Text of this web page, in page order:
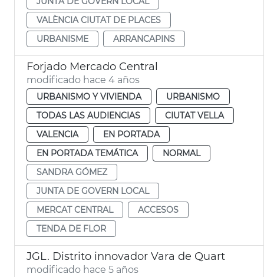
VALÈNCIA CIUTAT DE PLACES
URBANISME
ARRANCAPINS
Forjado Mercado Central
modificado hace 4 años
URBANISMO Y VIVIENDA
URBANISMO
TODAS LAS AUDIENCIAS
CIUTAT VELLA
VALENCIA
EN PORTADA
EN PORTADA TEMÁTICA
NORMAL
SANDRA GÓMEZ
JUNTA DE GOVERN LOCAL
MERCAT CENTRAL
ACCESOS
TENDA DE FLOR
JGL. Distrito innovador Vara de Quart
modificado hace 5 años